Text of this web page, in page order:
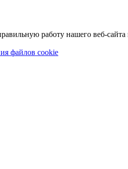
работу нашего веб-сайта
файлов cookie